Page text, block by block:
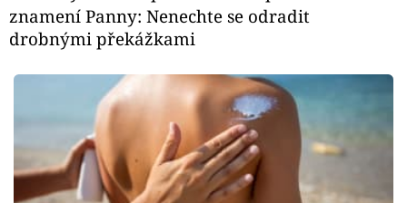
znamení Panny: Nenechte se odradit
drobnými překážkami